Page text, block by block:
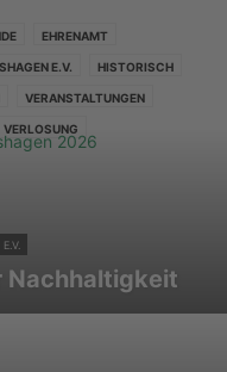
EHRENAMT
E.V. HISTORISCH
VERANSTALTUNGEN
VERLOSUNG
Nachhaltigkeit